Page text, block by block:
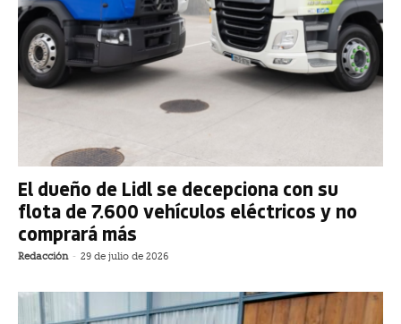
El dueño de Lidl se decepciona con su
flota de 7.600 vehículos eléctricos y no
comprará más
Redacción - 29 de julio de 2026